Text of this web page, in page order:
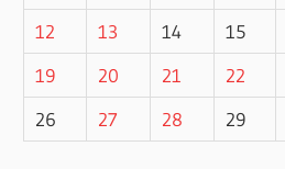
12
13 14 15
19
20 21 22
26
27 28 29